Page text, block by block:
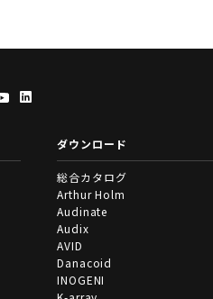
ダウンロード
総合カタログ
Arthur Holm
Audinate
Audix
AVID
Danacoid
INOGENI